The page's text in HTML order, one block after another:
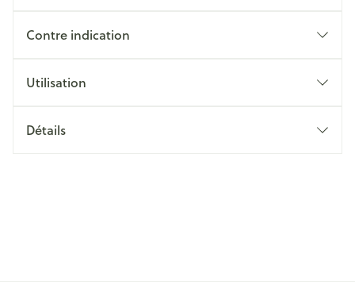
Contre indication
Utilisation
Détails